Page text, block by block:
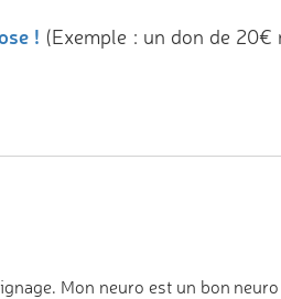
! (Exemple : un don de
Mon neuro est un bon